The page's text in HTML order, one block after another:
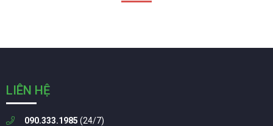
LIÊN HỆ
090.333.1985 (24/7)